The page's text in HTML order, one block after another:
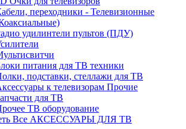
переходники - Телевизионные
удилинтели пультов (ПДУ)
питания для ТВ техники
подставки, стеллажи для ТВ
к телевизорам Прочие
для ТВ
ТВ оборудование
Все АКСЕССУАРЫ ДЛЯ ТВ